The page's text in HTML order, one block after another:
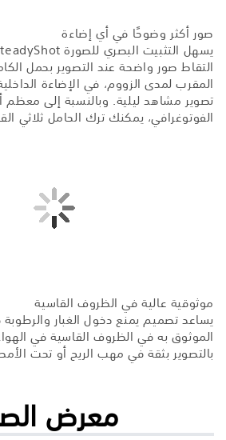
صور أكثر وضوحًا في أي إضاءة
التقاط صور واضحة عند التصوير بحمل
المقرب لمدى الزووم، في الإضاءة
تصوير مشاهد ليلية. وبالنسبة إلى معظم
الفوتوغرافي، يمكنك ترك الحامل ثلاثي
موثوقية عالية في الظروف القاسية
يساعد تصميم يمنع دخول الغبار
الموثوق به في الظروف القاسية في
بالتصوير بثقة في مهب الريح أو تحت
معرض